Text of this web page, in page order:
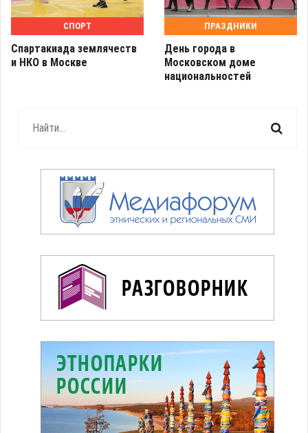
СПОРТ
Спартакиада землячеств
и НКО в Москве
ПРАЗДНИКИ
День города в
Московском доме
национальностей